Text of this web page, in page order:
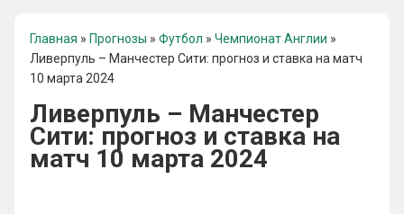
Главная » Прогнозы » Футбол » Чемпионат Англии »
Ливерпуль – Манчестер Сити: прогноз и ставка на матч
10 марта 2024
Ливерпуль – Манчестер
Сити: прогноз и ставка на
матч 10 марта 2024